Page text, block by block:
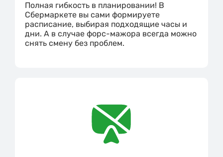
Полная гибкость в планировании! В
Сбермаркете вы сами формируете
расписание, выбирая подходящие часы и
дни. А в случае форс-мажора всегда можно
снять смену без проблем.